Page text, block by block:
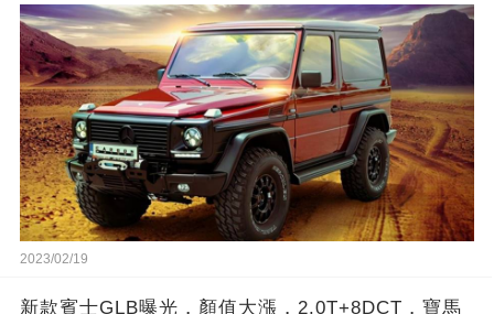
2023/02/19
新款賓士GLB曝光，顏值大漲，2.0T+8DCT，寶馬